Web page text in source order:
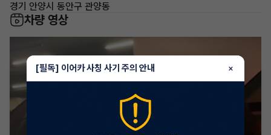
경기 안양시 동안구 관양동
차량 영상
[필독] 이어카 사칭 사기 주의 안내 ×